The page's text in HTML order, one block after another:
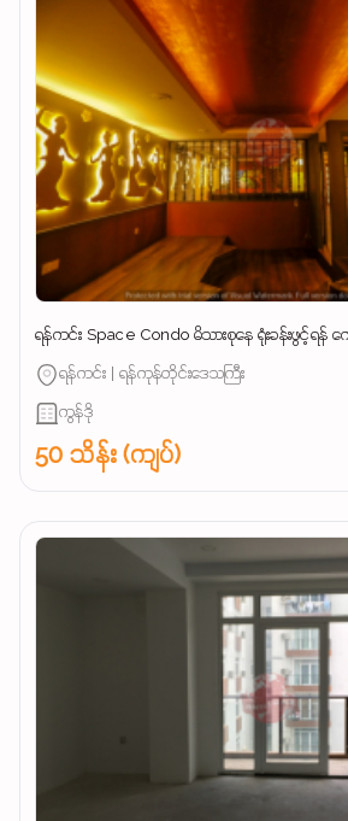
ရန်ကင်း Space Condo မိသားစုနေ ရုံးခန်းဖွင့်ရန်
ရန်ကင်း | ရန်ကုန်တိုင်းဒေသကြီး
ကွန်ဒို
50 သိန်း (ကျပ်)